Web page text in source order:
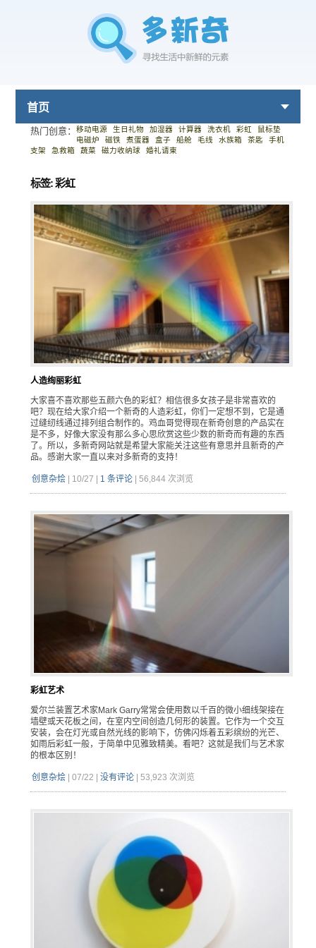
首页
热门创意： 移动电源 生日礼物 加湿器 计算器 洗衣机 彩虹
鼠标垫
电磁炉
磁铁 煮蛋器 盒子 船舱 毛线 水族箱 茶匙
手机
支架
急救箱 蔬菜 磁力收纳球 婚礼请柬
标签: 彩虹
人造绚丽彩虹
大家喜不喜欢那些五颜六色的彩虹？相信很多女孩子是非常喜欢的
吧？现在给大家介绍一个新奇的人造彩虹，你们一定想不到，它是通
过缝纫线通过排列组合制作的。鸡血哥觉得现在新奇创意的产品实在
是不多，好像大家没有那么多心思欣赏这些少数的新奇而有趣的东西
了。所以，多新奇网站就是希望大家能关注这些有意思并且新奇的产
品。感谢大家一直以来对多新奇的支持！
创意杂烩| 10/27 1 条评论| 56,844 次浏览
彩虹艺术
爱尔兰装置艺术家Mark Garry常常会使用数以千百的微小细线架接在
墙壁或天花板之间，在室内空间创造几何形的装置。它作为一个交互
安装，会在灯光或自然光线的影响下，仿佛闪烁着五彩缤纷的光芒、
如雨后彩虹一般，于简单中见雅致精美。看吧？这就是我们与艺术家
的根本区别！
创意杂烩| 07/22 没有评论| 53,923 次浏览